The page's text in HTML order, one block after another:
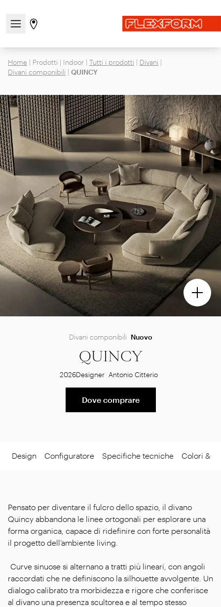
Apri/chiudi il menu di navigazione
Vai alla pagina degli stores
Home | Prodotti | Indoor | Tutti i prodotti | Divani |
Divani componibili | QUINCY
Divani componibili Nuovo
QUINCY
2026Designer Antonio Citterio
Dove comprare
Design Configuratore Specifiche tecniche Colori &
Pensato per diventare il fulcro dello spazio, il divano
Quincy abbandona le linee ortogonali per esplorare una
forma organica, capace di ridefinire con forte personalità
il progetto dell’ambiente living.
Curve sinuose si alternano a tratti più lineari, con angoli
raccordati che ne definiscono la silhouette avvolgente. Un
dialogo calibrato tra morbidezza e rigore che conferisce
al divano una presenza scultorea e al tempo stesso